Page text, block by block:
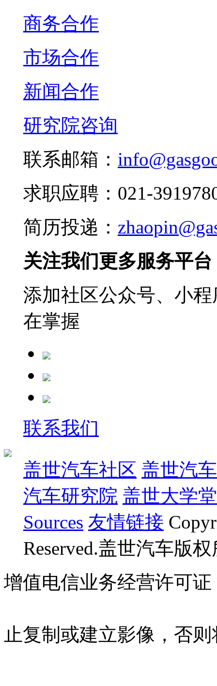
商务合作
市场合作
新闻合作
研究院咨询
联系邮箱：
求职应聘：021-
简历投递：
关注我们更多服务平台
添加社区公众号、小
在掌握
联系我们
盖世汽车社区 盖世汽
汽车研究院 盖世大学堂
Sources 友情链接
Reserved.盖世汽车版
增值电信业务经营许可证
止复制或建立影像，否